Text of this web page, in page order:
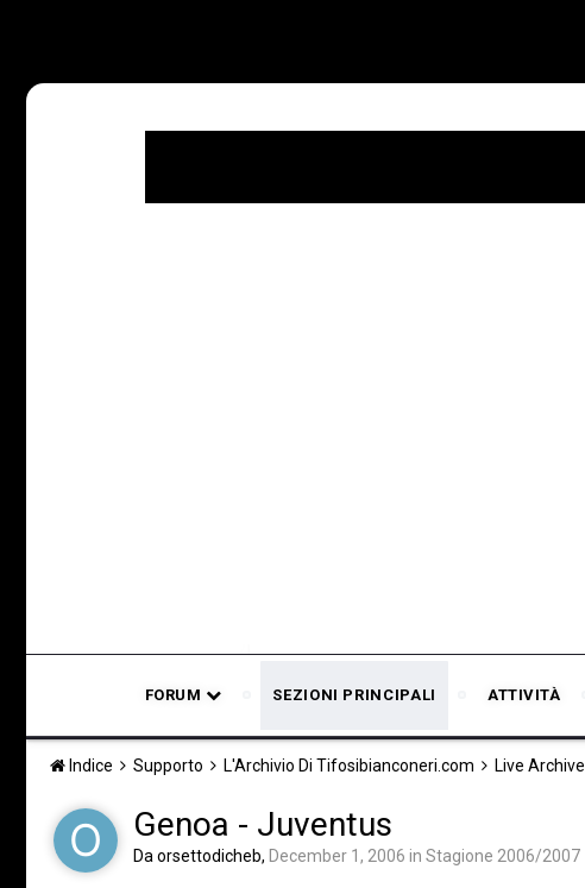
FORUM SEZIONI PRINCIPALI ATTIVITÀ
Indice Supporto L'Archivio Di Tifosibianconeri.com Live Archive
Genoa - Juventus
Da orsettodicheb, December 1, 2006 in Stagione 2006/2007